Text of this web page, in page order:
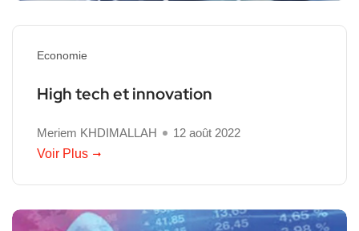
Economie
High tech et innovation
Meriem KHDIMALLAH
12 août 2022
Voir Plus